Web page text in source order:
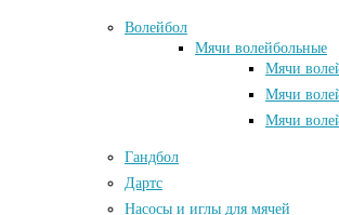
Волейбол
Мячи волейбольные
Мячи
Мячи
Мячи
Гандбол
Дартс
Насосы и иглы для мячей